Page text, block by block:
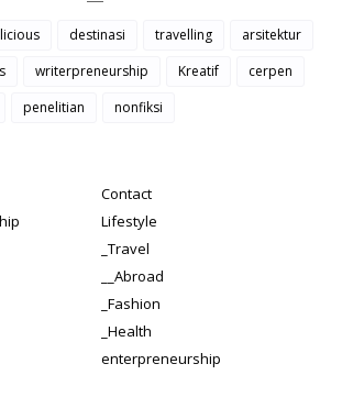
destinasi travelling
arsitektur
writerpreneurship Kreatif
cerpen
penelitian nonfiksi
Contact
Lifestyle
_Travel
__Abroad
_Fashion
_Health
enterpreneurship